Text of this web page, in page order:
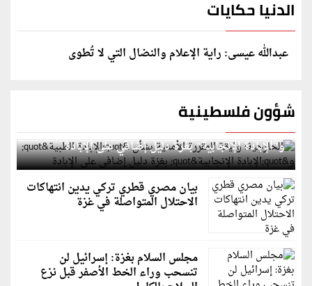
الدنيا حكايات
عبدالله عيسى: راية الإعلام والنضال التي لا تُطوى
شؤون فلسطينية
الخارجية: وثيقة المقررة الأممية بشأن "الإبادة الطبية"
و"الإبادة الإنجابية" بغزة دليل إضافي على الإبادة
بيان مصري قطري تركي يدين انتهاكات
الاحتلال المتواصلة في غزة
مجلس السلام بغزة: إسرائيل لن
تنسحب وراء الخط الأصفر قبل نزع